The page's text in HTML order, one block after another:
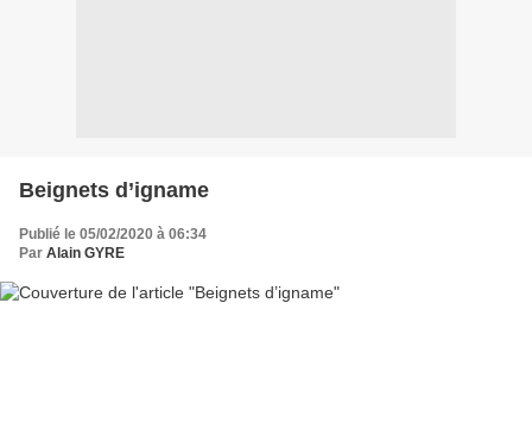
Beignets d’igname
Publié le 05/02/2020 à 06:34
Par Alain GYRE